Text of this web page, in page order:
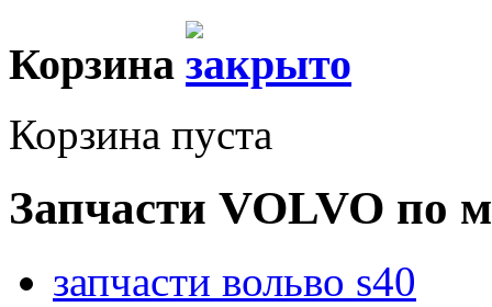
Корзина
Корзина пуста
Запчасти VOLVO по
запчасти вольво s40